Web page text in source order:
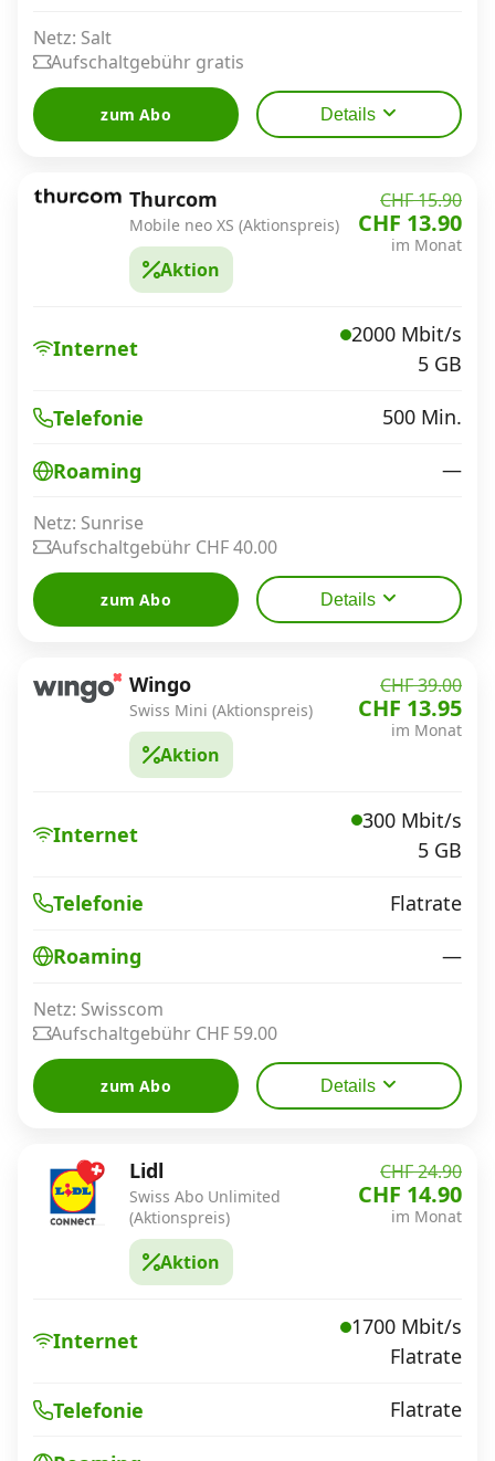
Netz: Salt
Aufschaltgebühr gratis
zum Abo Details
Thurcom
Mobile neo XS (Aktionspreis)
Aktion
CHF 15.90
CHF 13.90
im Monat
Internet
2000 Mbit/s
5 GB
Telefonie 500 Min.
Roaming —
Netz: Sunrise
Aufschaltgebühr CHF 40.00
zum Abo Details
Wingo
Swiss Mini (Aktionspreis)
Aktion
CHF 39.00
CHF 13.95
im Monat
Internet
300 Mbit/s
5 GB
Telefonie Flatrate
Roaming —
Netz: Swisscom
Aufschaltgebühr CHF 59.00
zum Abo Details
Lidl
Swiss Abo Unlimited
(Aktionspreis)
Aktion
CHF 24.90
CHF 14.90
im Monat
Internet
1700 Mbit/s
Flatrate
Telefonie Flatrate